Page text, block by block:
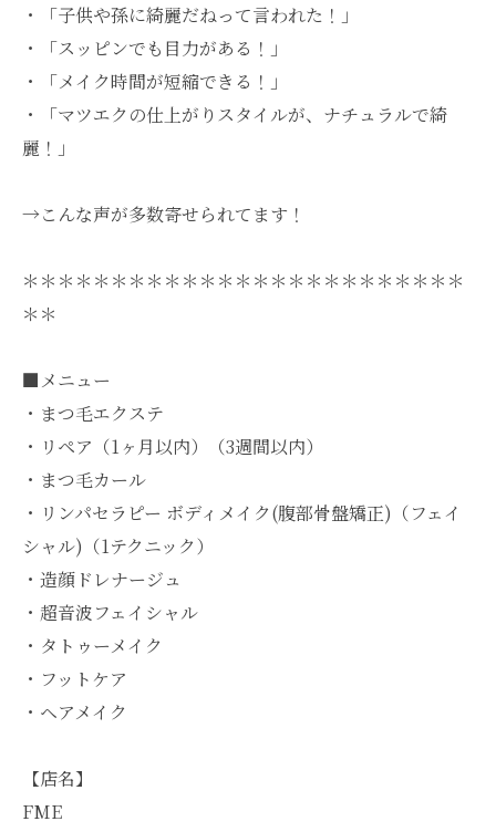
・「子供や孫に綺麗だねって言われた！」
・「スッピンでも目力がある！」
・「メイク時間が短縮できる！」
・「マツエクの仕上がりスタイルが、ナチュラルで綺
麗！」
→こんな声が多数寄せられてます！
＊＊＊＊＊＊＊＊＊＊＊＊＊＊＊＊＊＊＊＊＊＊＊＊＊
＊＊
■メニュー
・まつ毛エクステ
・リペア（1ヶ月以内）（3週間以内）
・まつ毛カール
・リンパセラピー ボディメイク(腹部骨盤矯正)（フェイ
シャル)（1テクニック）
・造顔ドレナージュ
・超音波フェイシャル
・タトゥーメイク
・フットケア
・ヘアメイク
【店名】
FME